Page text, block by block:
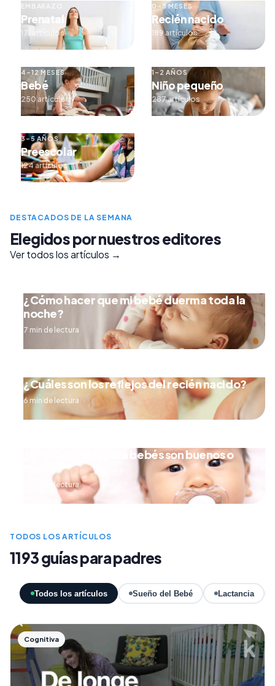
EMBARAZO
Prenatal
171 artículos
0–3 MESES
Recién nacido
189 artículos
4–12 MESES
Bebé
250 artículos
1–2 AÑOS
Niño pequeño
287 artículos
3–5 AÑOS
Preescolar
124 artículos
DESTACADOS DE LA SEMANA
Elegidos por nuestros editores
Ver todos los artículos →
¿Cómo hacer que mi bebé duerma toda la
noche?
7 min de lectura
¿Cuáles son los reflejos del recién nacido?
6 min de lectura
¿Los chupones para bebés son buenos o
malos?
5 min de lectura
TODOS LOS ARTÍCULOS
1193 guías para padres
Todos los artículos Sueño del Bebé Lactancia
Cognitiva